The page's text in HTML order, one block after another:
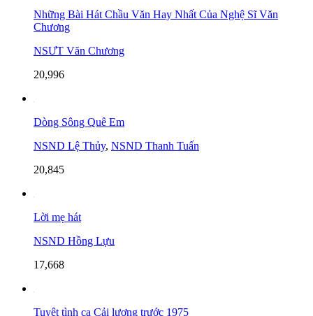
Những Bài Hát Chầu Văn Hay Nhất Của Nghệ Sĩ Văn
Chương
NSƯT Văn Chương
20,996
Dòng Sông Quê Em
NSND Lệ Thủy, NSND Thanh Tuấn
20,845
Lời mẹ hát
NSND Hồng Lựu
17,668
Tuyệt tình ca Cải lương trước 1975